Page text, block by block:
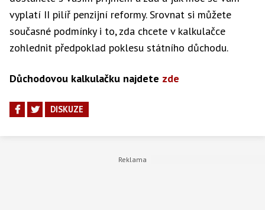
vyplatí II pilíř penzijní reformy. Srovnat si můžete
současné podmínky i to, zda chcete v kalkulačce
zohlednit předpoklad poklesu státního důchodu.
Důchodovou kalkulačku najdete zde
DISKUZE